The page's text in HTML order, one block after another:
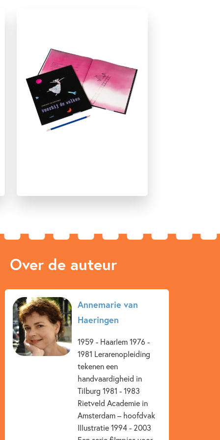
Spelen & leren
Techniek & wetenschap
Voor volwassenen
Vriendschap
Annemarie van Haeringen
Over de auteur
Annemarie van
Haeringen
1959 - Haarlem 1976 -
1981 Lerarenopleiding
tekenen een
handvaardigheid in
Tilburg 1981 - 1983
Rietveld Academie in
Amsterdam – hoofdvak
Illustratie 1994 - 2003